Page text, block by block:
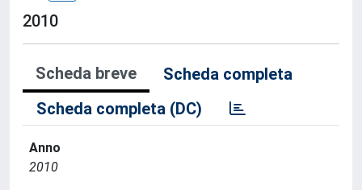
2010
Scheda breve
Scheda completa
Scheda completa (DC)
Anno
2010